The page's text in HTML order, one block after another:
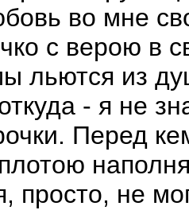
во мне
с верою в
льются из
- я не
Перед
просто, не